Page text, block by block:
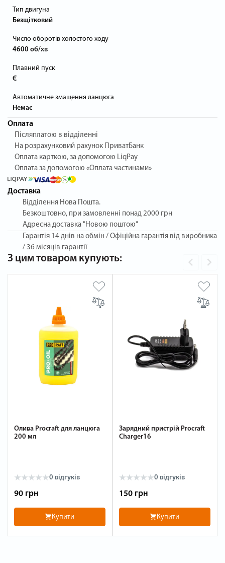
Тип двигуна
Безщітковий
Число оборотів холостого ходу
4600 об/хв
Плавний пуск
Є
Автоматичне змащення ланцюга
Немає
Оплата
Післяплатою в відділенні
На розрахунковий рахунок ПриватБанк
Оплата карткою, за допомогою LiqPay
Оплата за допомогою «Оплата частинами»
Доставка
Відділення Нова Пошта.
Безкоштовно, при замовленні понад 2000 грн
Адресна доставка "Новою поштою"
Гарантія 14 днів на обмін / Офіційна гарантія від виробника
/ 36 місяців гарантії
З цим товаром купують:
Олива Procraft для ланцюга
200 мл
0 відгуків
90 грн
Купити
Зарядний пристрій Procraft
Charger16
0 відгуків
150 грн
Купити